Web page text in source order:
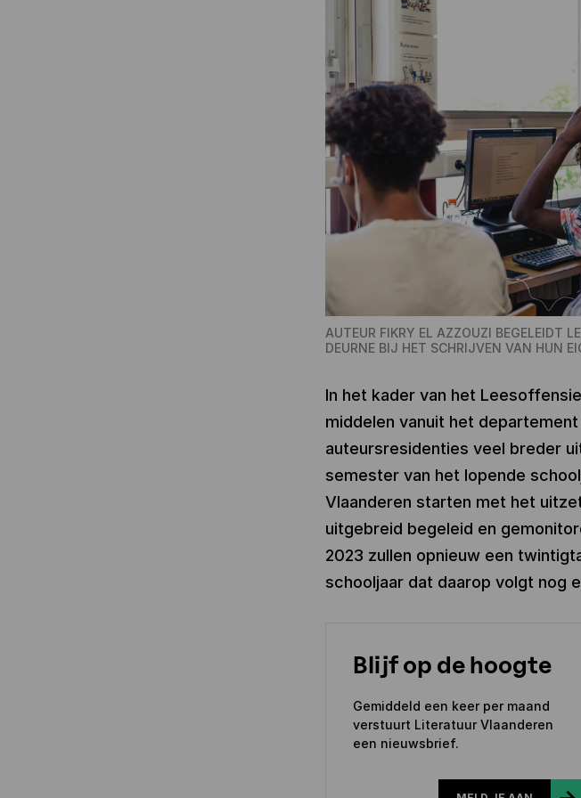
AUTEUR FIKRY EL AZZOUZI BEGELEIDT
DEURNE BIJ HET SCHRIJVEN VAN HUN
In het kader van het
middelen vanuit het
auteursresidenties veel breder
semester van het lopende
Vlaanderen starten met het
uitgebreid begeleid en
2023 zullen opnieuw een
schooljaar dat daarop volgt nog
Blijf op de hoogte
Gemiddeld een keer per maand
verstuurt Literatuur Vlaanderen
een nieuwsbrief.